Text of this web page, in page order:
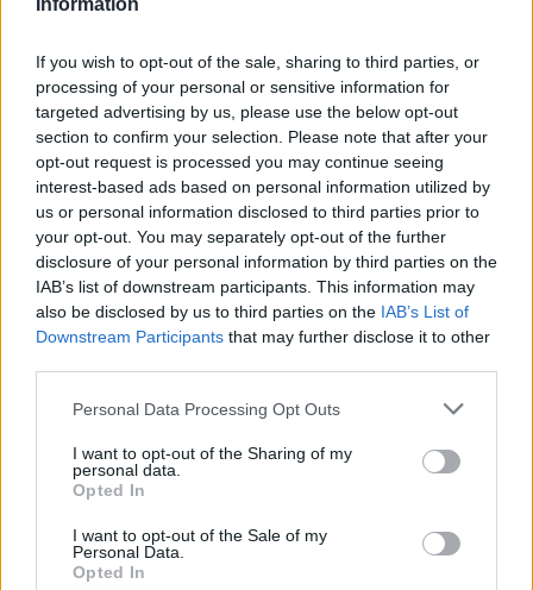
Information
If you wish to opt-out of the sale, sharing to third parties, or
processing of your personal or sensitive information for
targeted advertising by us, please use the below opt-out
section to confirm your selection. Please note that after your
opt-out request is processed you may continue seeing
interest-based ads based on personal information utilized by
us or personal information disclosed to third parties prior to
your opt-out. You may separately opt-out of the further
disclosure of your personal information by third parties on the
IAB’s list of downstream participants. This information may
also be disclosed by us to third parties on the IAB’s List of
Downstream Participants that may further disclose it to other
Personal Data Processing Opt Outs
I want to opt-out of the Sharing of my
personal data.
Opted In
I want to opt-out of the Sale of my
Personal Data.
Opted In
conforto – na verdade é menos rígido que o Golf GTI no
geral m, mas a sensação ao volante é igualmente
entusiasmante. Tanto o chassis como o motor garantem
diversão a rodos quando aparecem curvas e não se vai
com a família a bordo. A carrinha Octavia RS é bastante
rápida e mais ágil nas mudanças de direção do que
aparenta, porque, apesar das suas dimensões generosas,
a Škoda conseguiu manter o peso contido nuns razoáveis
1.534 kg. Para curiosidade, o Golf GTI pesa 1.454 kg.
fechadas e nas estradas mais sinuosas: a direção é
rápida e não há inércias indesejáveis em nenhum caso; já
agora, trava como deve ser! A única coisa que se pode
que desejaríamos, embora, por outro lado, mais ruído
podia comprometer o equilíbrio que oferece entre